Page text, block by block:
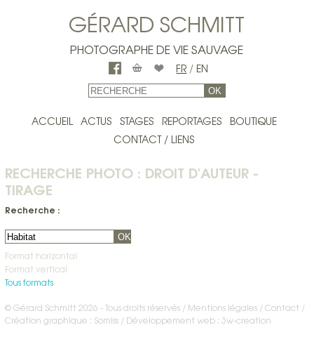
GÉRARD SCHMITT
PHOTOGRAPHE DE VIE SAUVAGE
FR / EN
OK
ACCUEIL ACTUS STAGES REPORTAGES
BOUTIQUE
CONTACT / LIENS
RECHERCHE PHOTO : DROIT D'AUTEUR -
TIRAGE
Recherche :
OK
Format horizontal
Format vertical
Tous formats
© Gérard Schmitt 2026 - Tous droits réservés / Mentions légales Contact /
Création graphique : Somiss
Développement web : 3w-creation